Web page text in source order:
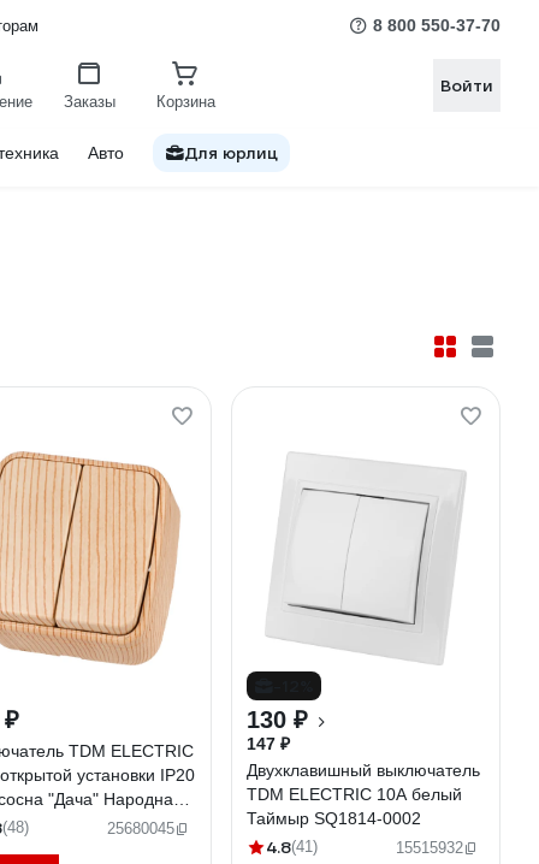
8 800 550-37-70
Заказы Корзина
Войти
Авто Для юрлиц
₽
TDM ELECTRIC
установки IP20
"Дача" Народная
0052
(48) 25680045
130 ₽
147 ₽
Двухклавишный выключатель
TDM ELECTRIC 10А белый
Таймыр SQ1814-0002
4.8(41) 15515932